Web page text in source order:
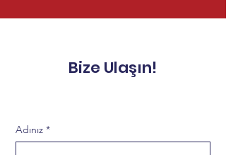
Bize Ulaşın!
Adınız *